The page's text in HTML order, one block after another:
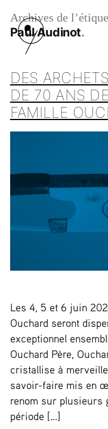
Archives de
Paul Audinot
DES
DE 70 ANS
FAMILLE
Les 4, 5 et 6 juin
Ouchard seront
exceptionnel
Ouchard Père,
cristallise à
savoir-faire mis en
renom sur plusieurs
période […]